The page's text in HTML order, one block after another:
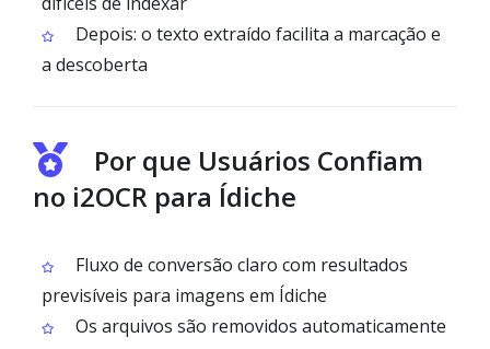
Depois: o texto extraído facilita a marcação e
a descoberta
Por que Usuários Confiam
no i2OCR para Ídiche
Fluxo de conversão claro com resultados
previsíveis para imagens em Ídiche
Os arquivos são removidos automaticamente